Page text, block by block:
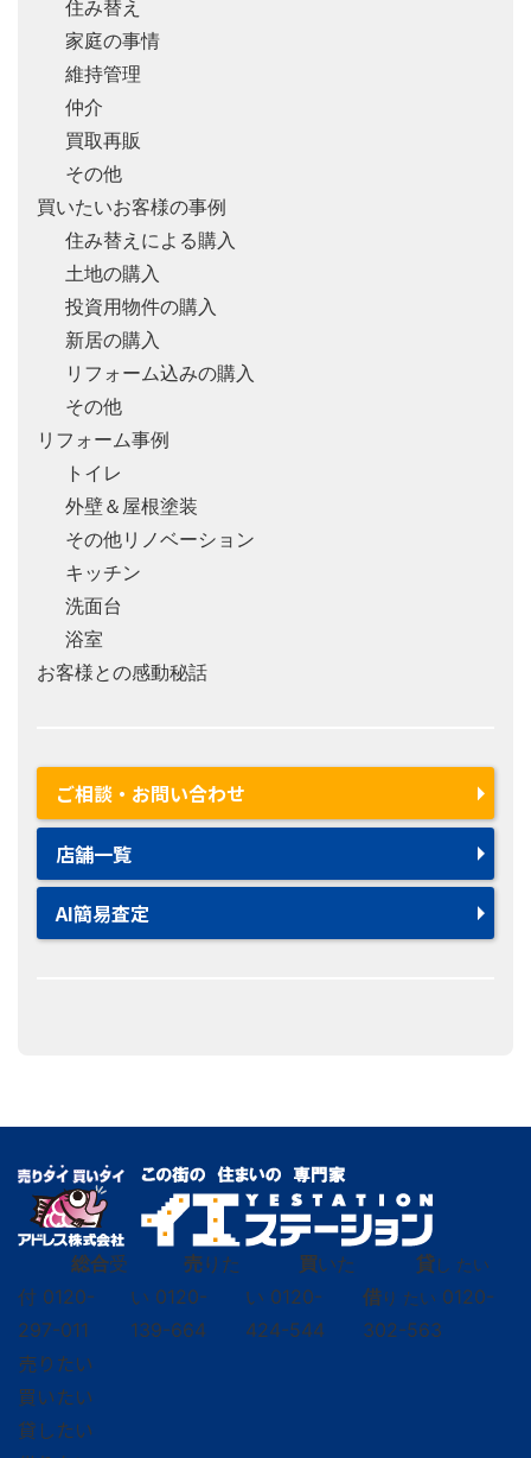
住み替え
家庭の事情
維持管理
仲介
買取再販
その他
買いたいお客様の事例
住み替えによる購入
土地の購入
投資用物件の購入
新居の購入
リフォーム込みの購入
その他
リフォーム事例
トイレ
外壁＆屋根塗装
その他リノベーション
キッチン
洗面台
浴室
お客様との感動秘話
ご相談・お問い合わせ
店舗一覧
AI簡易査定
総合受
付 0120-
297-011
売りた
い 0120-
139-664
買いた
い 0120-
424-544
貸し たい
借り たい 0120-
302-563
売りたい
買いたい
貸したい